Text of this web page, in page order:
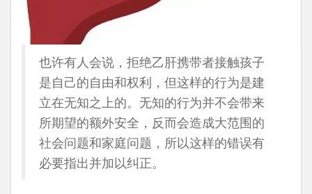
也许有人会说，拒绝乙肝携带者接触孩子
是自己的自由和权利，但这样的行为是建
立在无知之上的。无知的行为并不会带来
所期望的额外安全，反而会造成大范围的
社会问题和家庭问题，所以这样的错误有
必要指出并加以纠正。